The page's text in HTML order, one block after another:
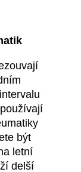
být
letní
delší